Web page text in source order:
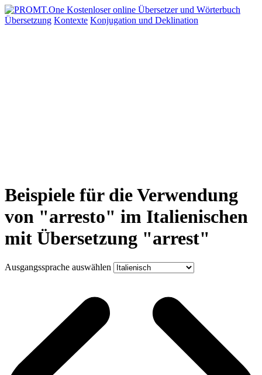
Übersetzung Kontexte Konjugation und Deklination
Beispiele für die Verwendung
von "arresto" im Italienischen
mit Übersetzung "arrest"
Ausgangssprache auswählen